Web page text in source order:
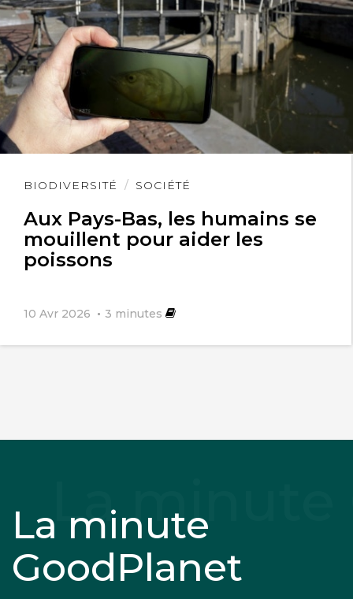
BIODIVERSITÉ SOCIÉTÉ
Aux Pays-Bas, les humains se
mouillent pour aider les
poissons
10 Avr 2026 3 minutes
Lire
La minute
GoodPlanet